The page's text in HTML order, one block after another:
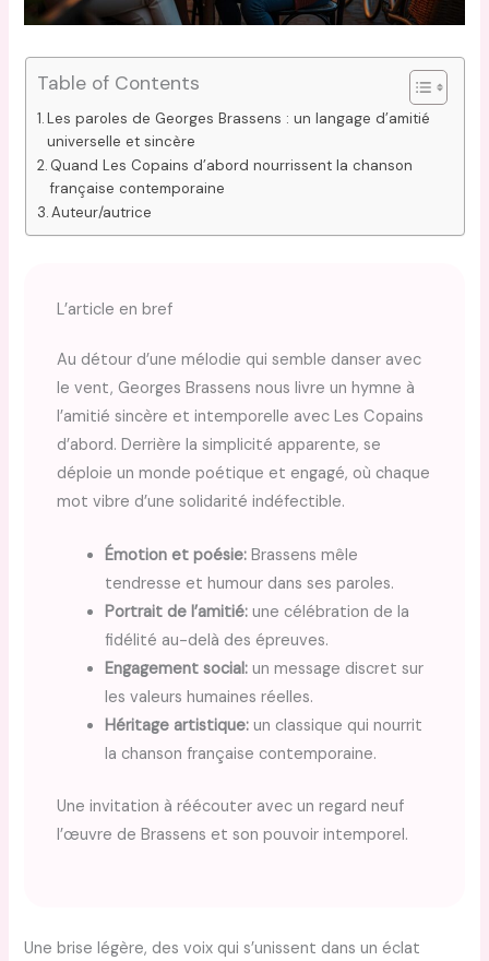
Table of Contents
Les paroles de Georges Brassens : un langage d’amitié
universelle et sincère
Quand Les Copains d’abord nourrissent la chanson
française contemporaine
Auteur/autrice
L’article en bref
Au détour d’une mélodie qui semble danser avec
le vent, Georges Brassens nous livre un hymne à
l’amitié sincère et intemporelle avec Les Copains
d’abord. Derrière la simplicité apparente, se
déploie un monde poétique et engagé, où chaque
mot vibre d’une solidarité indéfectible.
Émotion et poésie: Brassens mêle
tendresse et humour dans ses paroles.
Portrait de l’amitié: une célébration de la
fidélité au-delà des épreuves.
Engagement social: un message discret sur
les valeurs humaines réelles.
Héritage artistique: un classique qui nourrit
la chanson française contemporaine.
Une invitation à réécouter avec un regard neuf
l’œuvre de Brassens et son pouvoir intemporel.
Une brise légère, des voix qui s’unissent dans un éclat